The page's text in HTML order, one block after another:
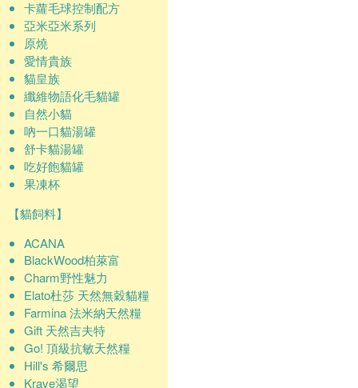
卡蘿毛球控制配方
亞米亞米系列
原燒
愛情貴族
貓皇族
纖維物語化毛貓罐
自然小貓
吶一口貓湯罐
舒卡貓湯罐
吃好飽貓罐
果凍杯
【貓飼料】
ACANA
BlackWood柏萊富
Charm野性魅力
Elato杜莎 天然無穀貓糧
Farmina 法米納天然糧
Gift 天然吉夫特
Go! 頂級抗敏天然糧
Hill's 希爾思
Krave渴望